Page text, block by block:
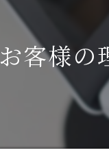
お客様の